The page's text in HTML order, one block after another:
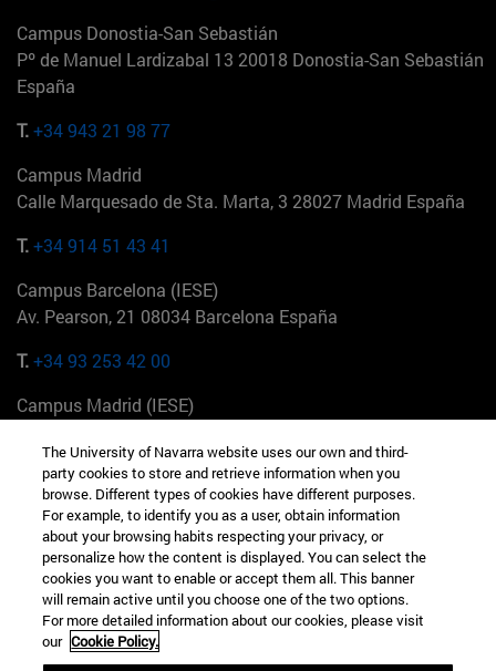
Campus Donostia-San Sebastián
Pº de Manuel Lardizabal 13 20018 Donostia-San Sebastián
España
T.+34 943 21 98 77
Campus Madrid
Calle Marquesado de Sta. Marta, 3 28027 Madrid España
T.+34 914 51 43 41
Campus Barcelona (IESE)
Av. Pearson, 21 08034 Barcelona España
T.+34 93 253 42 00
Campus Madrid (IESE)
+34 912 11 30 00
Campus Nueva York (IESE)
165 W 57th St 10019-2201 Nueva York EE.UU
+1 646 346 8850
Campus Munich (IESE)
Maria-Theresia-Straße 15 81675 Múnich Alemania
The University of Navarra website uses our own and third-
party cookies to store and retrieve information when you
browse. Different types of cookies have different purposes.
For example, to identify you as a user, obtain information
about your browsing habits respecting your privacy, or
personalize how the content is displayed. You can select the
cookies you want to enable or accept them all. This banner
will remain active until you choose one of the two options.
For more detailed information about our cookies, please visit
our Cookie Policy.